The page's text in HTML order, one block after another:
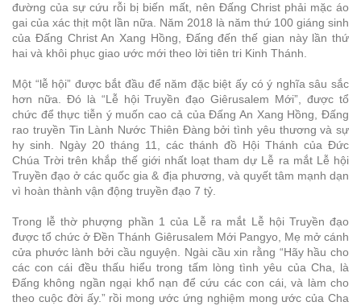
đường của sự cứu rỗi bị biến mất, nên Đấng Christ phải mặc áo
gai của xác thịt một lần nữa. Năm 2018 là năm thứ 100 giáng sinh
của Đấng Christ An Xang Hồng, Đấng đến thế gian này lần thứ
hai và khôi phục giao ước mới theo lời tiên tri Kinh Thánh.
Một “lễ hội” được bắt đầu để năm đặc biệt ấy có ý nghĩa sâu sắc
hơn nữa. Đó là “Lễ hội Truyền đạo Giêrusalem Mới”, được tổ
chức để thực tiễn ý muốn cao cả của Đấng An Xang Hồng, Đấng
rao truyền Tin Lành Nước Thiên Đàng bởi tình yêu thương và sự
hy sinh. Ngày 20 tháng 11, các thánh đồ Hội Thánh của Đức
Chúa Trời trên khắp thế giới nhất loạt tham dự Lễ ra mắt Lễ hội
Truyền đạo ở các quốc gia & địa phương, và quyết tâm mạnh dạn
vì hoàn thành vận động truyền đạo 7 tỷ.
Trong lễ thờ phượng phần 1 của Lễ ra mắt Lễ hội Truyền đạo
được tổ chức ở Đền Thánh Giêrusalem Mới Pangyo, Mẹ mở cánh
cửa phước lành bởi cầu nguyện. Ngài cầu xin rằng “Hãy hầu cho
các con cái đều thấu hiểu trong tấm lòng tình yêu của Cha, là
Đấng không ngần ngại khổ nạn để cứu các con cái, và làm cho
theo cuộc đời ấy.” rồi mong ước ứng nghiệm mong ước của Cha